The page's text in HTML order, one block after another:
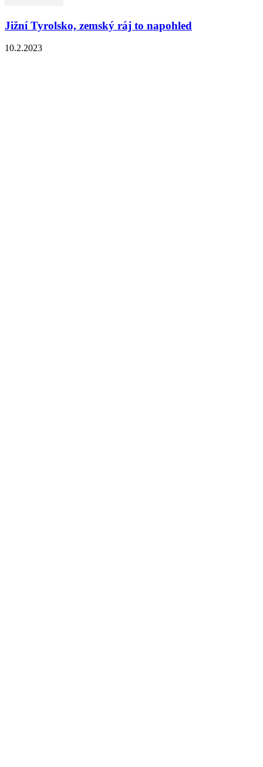
Jižní Tyrolsko, zemský ráj to napohled
10.2.2023